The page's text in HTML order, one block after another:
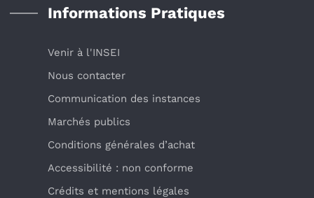
Informations Pratiques
Venir à l'INSEI
Nous contacter
Communication des instances
Marchés publics
Conditions générales d’achat
Accessibilité : non conforme
Crédits et mentions légales